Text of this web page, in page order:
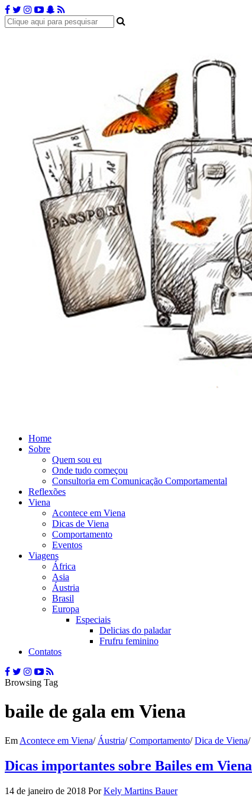
Home
Sobre
Quem sou eu
Onde tudo começou
Consultoria em Comunicação Comportamental
Reflexões
Viena
Acontece em Viena
Dicas de Viena
Comportamento
Eventos
Viagens
África
Asia
Áustria
Brasil
Europa
Especiais
Delicias do paladar
Frufru feminino
Contatos
Browsing Tag
baile de gala em Viena
Em Acontece em Viena/ Áustria/ Comportamento/ Dica de Viena/
Dicas importantes sobre Bailes em Viena
14 de janeiro de 2018 Por Kely Martins Bauer